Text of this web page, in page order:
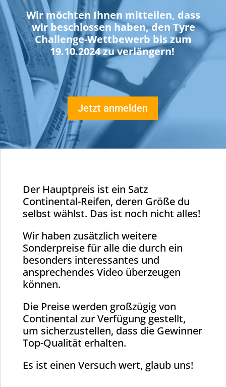
Wir möchten Ihnen mitteilen, dass
wir beschlossen haben, den Tyre
Challenge-Wettbewerb bis zum
19.10.2024 zu verlängern!
Jetzt anmelden
Der Hauptpreis ist ein Satz
Continental-Reifen, deren Größe du
selbst wählst. Das ist noch nicht alles!
Wir haben zusätzlich weitere
Sonderpreise für alle die durch ein
besonders interessantes und
ansprechendes Video überzeugen
können.
Die Preise werden großzügig von
Continental zur Verfügung gestellt,
um sicherzustellen, dass die Gewinner
Top-Qualität erhalten.
Es ist einen Versuch wert, glaub uns!